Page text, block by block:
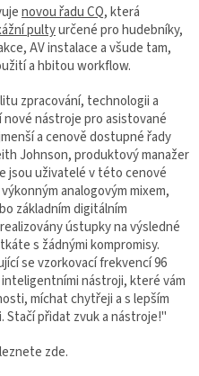
novou řadu CQ, která
pultyurčené pro hudebníky,
AV instalace a všude tam,
a hbitou workflow.
zpracování, technologii a
nástroje pro asistované
a cenově dostupné řady
Johnson, produktový manažer
jsou uživatelé v této cenové
analogovým mixem,
základním digitálním
ústupky na výsledné
s žádnými kompromisy.
se vzorkovací frekvencí 96
nástroji, které vám
míchat chytřeji a s lepším
Stačí přidat zvuk a nástroje!"
zde.